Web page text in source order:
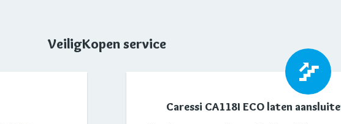
VeiligKopen service
Caressi CA118I ECO laten